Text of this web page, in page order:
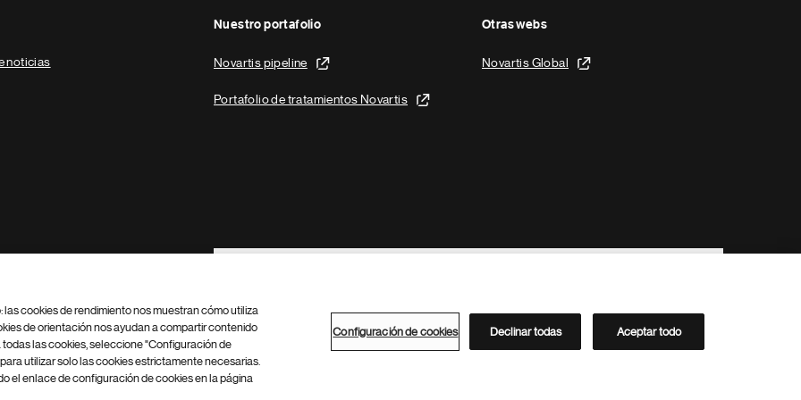
noticias
Nuestro portafolio
Novartis pipeline
Portafolio de tratamientos Novartis
Otras webs
Novartis Global
Footer Site Search
Configuración de cookies Mapa del sitio
Directorio de Novartis
cookies de rendimiento nos muestran cómo utiliza
de orientación nos ayudan a compartir contenido
las cookies, seleccione "Configuración de
utilizar solo las cookies estrictamente necesarias.
el enlace de configuración de cookies en la página
Configuración de cookies Declinar todas Aceptar todo